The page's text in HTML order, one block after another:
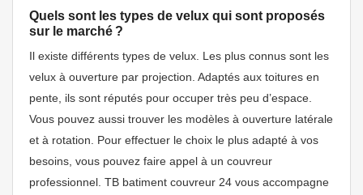
Quels sont les types de velux qui sont proposés
sur le marché ?
Il existe différents types de velux. Les plus connus sont les
velux à ouverture par projection. Adaptés aux toitures en
pente, ils sont réputés pour occuper très peu d’espace.
Vous pouvez aussi trouver les modèles à ouverture latérale
et à rotation. Pour effectuer le choix le plus adapté à vos
besoins, vous pouvez faire appel à un couvreur
professionnel. TB batiment couvreur 24 vous accompagne